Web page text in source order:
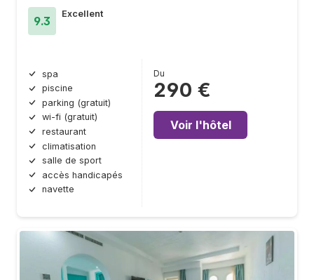
9.3
Excellent
spa
piscine
parking (gratuit)
wi-fi (gratuit)
restaurant
climatisation
salle de sport
accès handicapés
navette
Du
290 €
Voir l'hôtel